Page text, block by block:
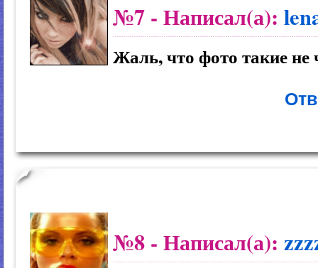
№7 - Написал(а):
Жаль, что фото такие не
№8 - Написал(а):